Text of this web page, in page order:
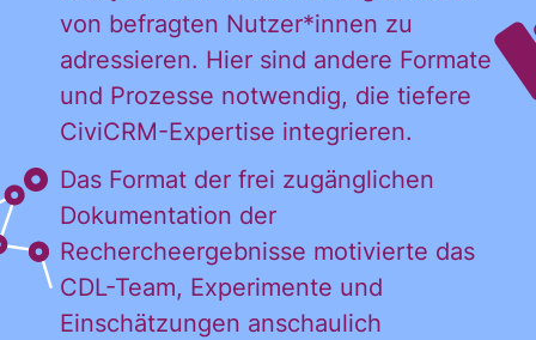
von befragten Nutzer*innen zu
adressieren. Hier sind andere Formate
und Prozesse notwendig, die tiefere
CiviCRM-Expertise integrieren.
Das Format der frei zugänglichen
Dokumentation der
Rechercheergebnisse motivierte das
CDL-Team, Experimente und
Einschätzungen anschaulich
ANMELDEN